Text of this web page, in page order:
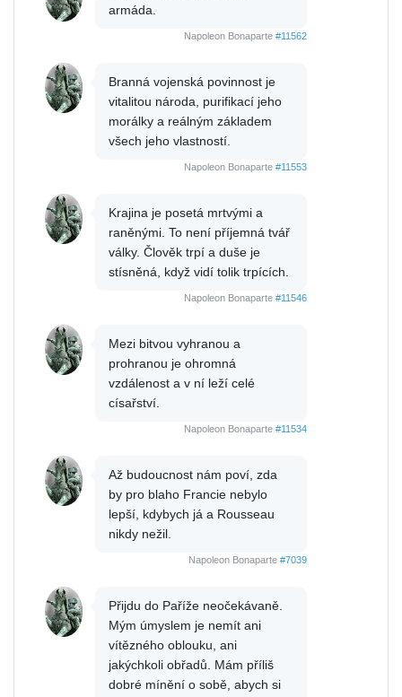
armáda.
Napoleon Bonaparte #11562
Branná vojenská povinnost je
vitalitou národa, purifikací jeho
morálky a reálným základem
všech jeho vlastností.
Napoleon Bonaparte #11553
Krajina je posetá mrtvými a
raněnými. To není příjemná tvář
války. Člověk trpí a duše je
stísněná, když vidí tolik trpících.
Napoleon Bonaparte #11546
Mezi bitvou vyhranou a
prohranou je ohromná
vzdálenost a v ní leží celé
císařství.
Napoleon Bonaparte #11534
Až budoucnost nám poví, zda
by pro blaho Francie nebylo
lepší, kdybych já a Rousseau
nikdy nežil.
Napoleon Bonaparte #7039
Přijdu do Paříže neočekávaně.
Mým úmyslem je nemít ani
vítězného oblouku, ani
jakýchkoli obřadů. Mám příliš
dobré mínění o sobě, abych si